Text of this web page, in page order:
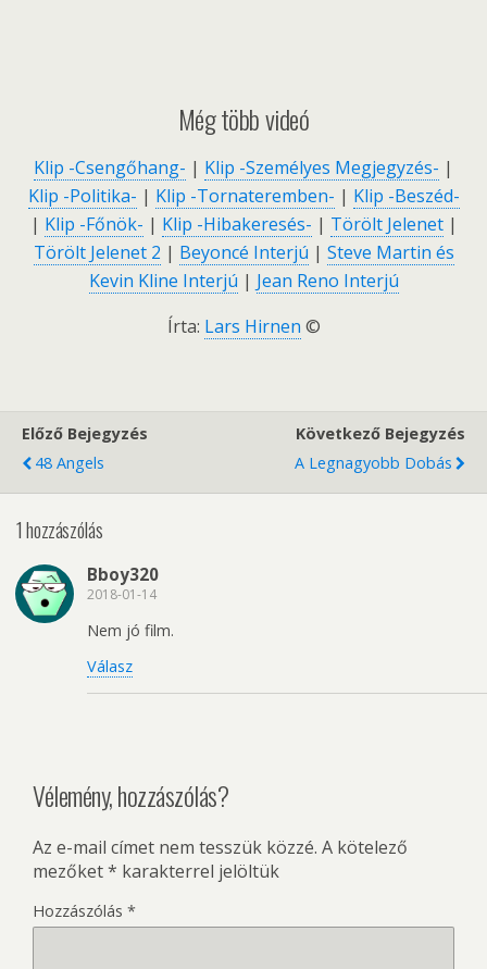
Még több videó
Klip -Csengőhang- | Klip -Személyes Megjegyzés- |
Klip -Politika- | Klip -Tornateremben- | Klip -Beszéd-
| Klip -Főnök- | Klip -Hibakeresés- | Törölt Jelenet |
Törölt Jelenet 2 | Beyoncé Interjú | Steve Martin és
Kevin Kline Interjú | Jean Reno Interjú
Írta: Lars Hirnen ©
Előző Bejegyzés
48 Angels
Következő Bejegyzés
A Legnagyobb Dobás
1 hozzászólás
Bboy320
2018-01-14
Nem jó film.
Válasz
Vélemény, hozzászólás?
Az e-mail címet nem tesszük közzé. A kötelező
mezőket* karakterrel jelöltük
Hozzászólás *